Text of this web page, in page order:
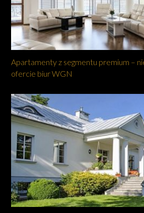
Apartamenty z segmentu premium –
ofercie biur WGN